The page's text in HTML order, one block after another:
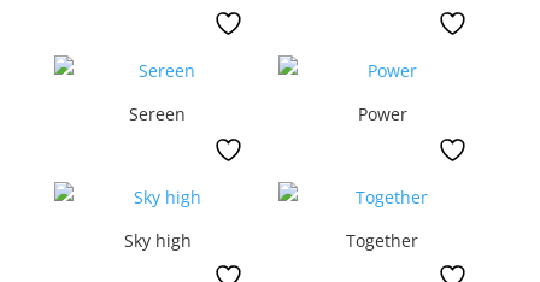
Sereen Power
Sky high Together